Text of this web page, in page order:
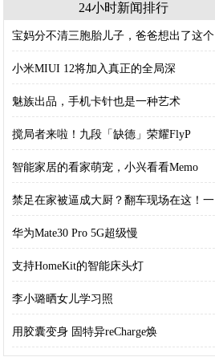
24小时新闻排行
宝妈分不清三胞胎儿子，爸爸想出了这个
小米MIUI 12将加入真正的全局深
魅族出品，手机卡针也是一种艺术
搅局者来啦！九段「缺德」荣耀FlyP
智能家居的看家萌宠，小兴看看Memo
禁足在家被逼成大厨？翻车现场在这！一
华为Mate30 Pro 5G超级慢
支持HomeKit的智能床头灯
李小璐晒女儿学习照
用胶囊变身 固特异reCharge焕